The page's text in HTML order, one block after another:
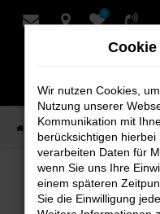
Zum
0
Startseite Teilen
Ihre
Wir nutzen Cookies,
Nutzung unserer
Kommunikation mit
berücksichtigen
verarbeiten Daten für
wenn Sie uns Ihre
einem späteren
Sie die Einwilligung